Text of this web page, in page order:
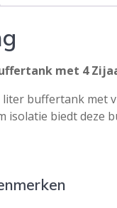
met 4
liter buffertank met
isolatie biedt deze